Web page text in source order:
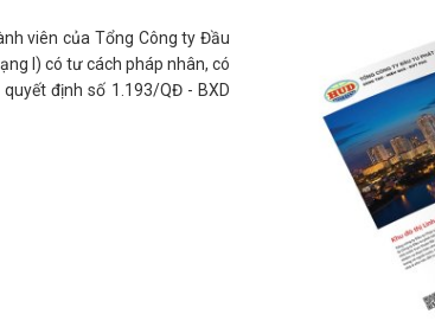
viên của Tổng Công ty Đầu
I) có tư cách pháp nhân, có
định số 1.193/QĐ - BXD